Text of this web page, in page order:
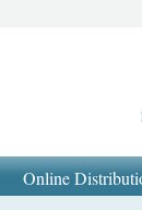
Online